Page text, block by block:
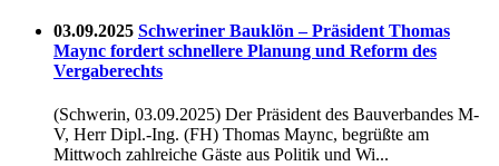
03.09.2025 Schweriner Bauklön – Präsident Thomas
Maync fordert schnellere Planung und Reform des
Vergaberechts
(Schwerin, 03.09.2025) Der Präsident des Bauverbandes M-
V, Herr Dipl.-Ing. (FH) Thomas Maync, begrüßte am
Mittwoch zahlreiche Gäste aus Politik und Wi...